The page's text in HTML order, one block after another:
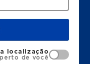
localização
de você